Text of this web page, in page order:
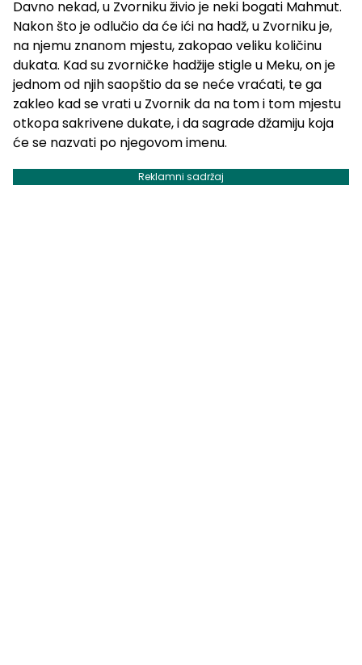
Davno nekad, u Zvorniku živio je neki bogati Mahmut.
Nakon što je odlučio da će ići na hadž, u Zvorniku je,
na njemu znanom mjestu, zakopao veliku količinu
dukata. Kad su zvorničke hadžije stigle u Meku, on je
jednom od njih saopštio da se neće vraćati, te ga
zakleo kad se vrati u Zvornik da na tom i tom mjestu
otkopa sakrivene dukate, i da sagrade džamiju koja
će se nazvati po njegovom imenu.
Reklamni sadržaj